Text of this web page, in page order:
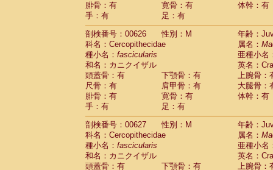
腓骨：有
寛骨：有
体幹：有
手：有
足：有
剖検番号：00626
性別：M
年齢：
科名：Cercopithecidae
属名：
種小名： fascicularis
亜種小名
和名：カニクイザル
英名：
頭蓋骨：有
下顎骨：有
上腕骨：
尺骨：有
肩甲骨：有
大腿骨：
腓骨：有
寛骨：有
体幹：有
手：有
足：有
剖検番号：00627
性別：M
年齢：
科名：Cercopithecidae
属名：
種小名： fascicularis
亜種小名
和名：カニクイザル
英名：
頭蓋骨：有
下顎骨：有
上腕骨：